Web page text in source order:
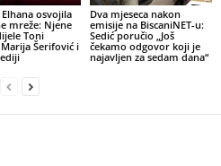
Elhana osvojila
mreže: Njene
Toni
Šerifović i
Dva mjeseca nakon
emisije na BiscaniNET-u:
Sedić poručio „Još
čekamo odgovor koji je
najavljen za sedam dana“